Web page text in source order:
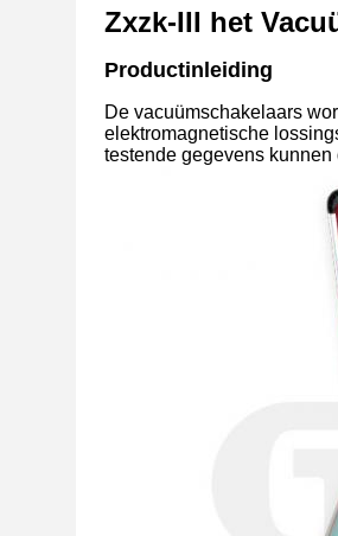
Zxzk-III het
Productinleiding
De vacuümschakelaars
elektromagnetische
testende gegevens